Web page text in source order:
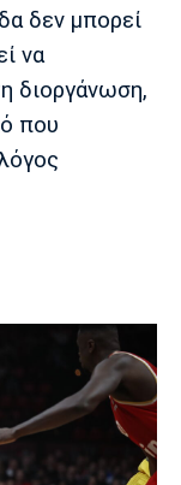
δεν μπορεί
να
διοργάνωση,
που